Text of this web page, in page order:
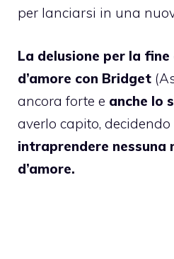
per lanciarsi in una
La delusione per la
d’amore con Bridget
ancora forte e anche lo
averlo capito, decidendo
intraprendere nessuna
d’amore.